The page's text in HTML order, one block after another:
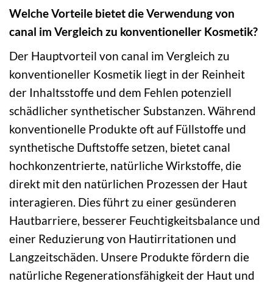
Welche Vorteile bietet die Verwendung von
canal im Vergleich zu konventioneller Kosmetik?
Der Hauptvorteil von canal im Vergleich zu
konventioneller Kosmetik liegt in der Reinheit
der Inhaltsstoffe und dem Fehlen potenziell
schädlicher synthetischer Substanzen. Während
konventionelle Produkte oft auf Füllstoffe und
synthetische Duftstoffe setzen, bietet canal
hochkonzentrierte, natürliche Wirkstoffe, die
direkt mit den natürlichen Prozessen der Haut
interagieren. Dies führt zu einer gesünderen
Hautbarriere, besserer Feuchtigkeitsbalance und
einer Reduzierung von Hautirritationen und
Langzeitschäden. Unsere Produkte fördern die
natürliche Regenerationsfähigkeit der Haut und